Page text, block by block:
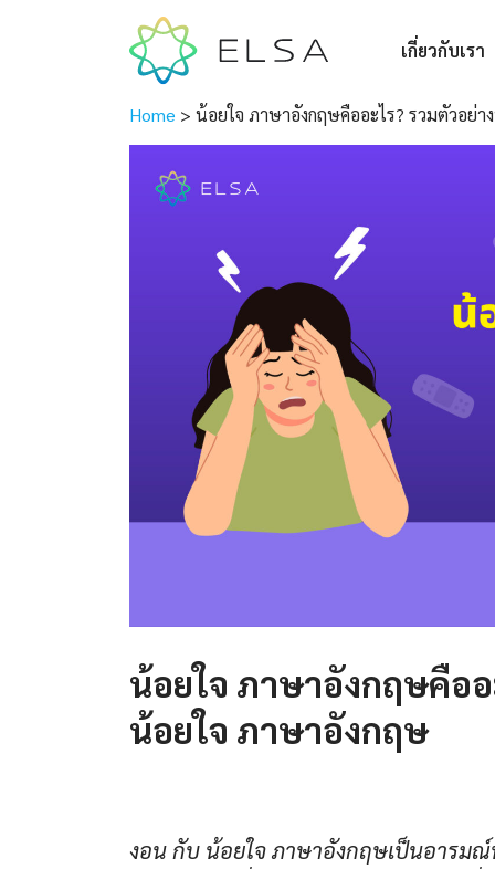
เกี่ยวกับเรา
Home > น้อยใจ ภาษาอังกฤษคืออะไร? รวมตัวอย่
น้อยใจ ภาษาอังกฤษคือ
น้อยใจ ภาษาอังกฤษ
งอน กับ น้อยใจ ภาษาอังกฤษเป็นอารม